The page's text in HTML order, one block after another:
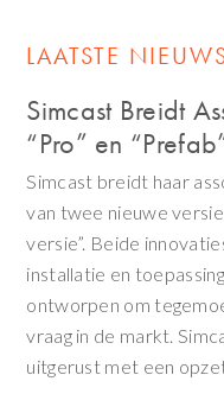
LAATSTE
Simcast Breidt
“Pro” en
Simcast breidt haar
van twee nieuwe
versie”. Beide
installatie en
ontworpen om
vraag in de markt.
uitgerust met een